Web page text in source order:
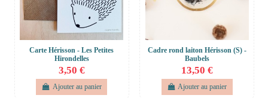
Carte Hérisson - Les Petites
Hirondelles
3,50 €
Ajouter au panier
Cadre rond laiton Hérisson (S) -
Baubels
13,50 €
Ajouter au panier